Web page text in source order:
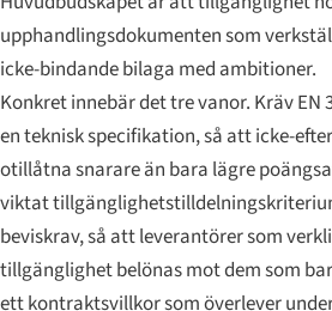
upphandlingsdokumenten som
icke-bindande bilaga med ambitioner.
Konkret innebär det tre vanor. Kräv EN
en teknisk specifikation, så att icke-
otillåtna snarare än bara lägre
viktat
beviskrav, så att leverantörer som
tillgänglighet belönas mot dem som
ett kontraktsvillkor som överlever